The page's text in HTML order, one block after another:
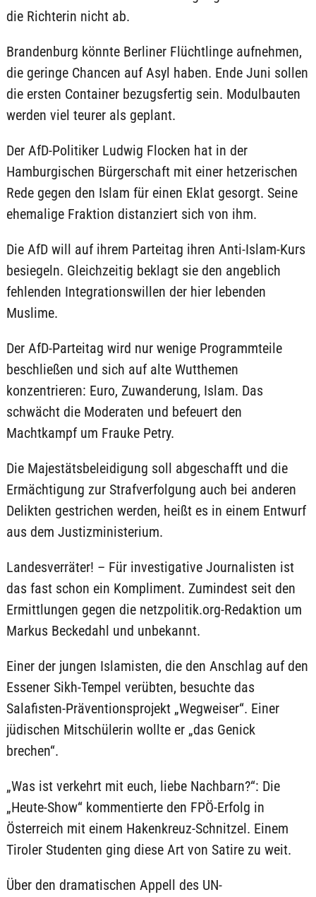
die Richterin nicht ab.
Brandenburg könnte Berliner Flüchtlinge aufnehmen,
die geringe Chancen auf Asyl haben. Ende Juni sollen
die ersten Container bezugsfertig sein. Modulbauten
werden viel teurer als geplant.
Der AfD-Politiker Ludwig Flocken hat in der
Hamburgischen Bürgerschaft mit einer hetzerischen
Rede gegen den Islam für einen Eklat gesorgt. Seine
ehemalige Fraktion distanziert sich von ihm.
Die AfD will auf ihrem Parteitag ihren Anti-Islam-Kurs
besiegeln. Gleichzeitig beklagt sie den angeblich
fehlenden Integrationswillen der hier lebenden
Muslime.
Der AfD-Parteitag wird nur wenige Programmteile
beschließen und sich auf alte Wutthemen
konzentrieren: Euro, Zuwanderung, Islam. Das
schwächt die Moderaten und befeuert den
Machtkampf um Frauke Petry.
Die Majestätsbeleidigung soll abgeschafft und die
Ermächtigung zur Strafverfolgung auch bei anderen
Delikten gestrichen werden, heißt es in einem Entwurf
aus dem Justizministerium.
Landesverräter! – Für investigative Journalisten ist
das fast schon ein Kompliment. Zumindest seit den
Ermittlungen gegen die netzpolitik.org-Redaktion um
Markus Beckedahl und unbekannt.
Einer der jungen Islamisten, die den Anschlag auf den
Essener Sikh-Tempel verübten, besuchte das
Salafisten-Präventionsprojekt „Wegweiser“. Einer
jüdischen Mitschülerin wollte er „das Genick
brechen“.
„Was ist verkehrt mit euch, liebe Nachbarn?“: Die
„Heute-Show“ kommentierte den FPÖ-Erfolg in
Österreich mit einem Hakenkreuz-Schnitzel. Einem
Tiroler Studenten ging diese Art von Satire zu weit.
Über den dramatischen Appell des UN-